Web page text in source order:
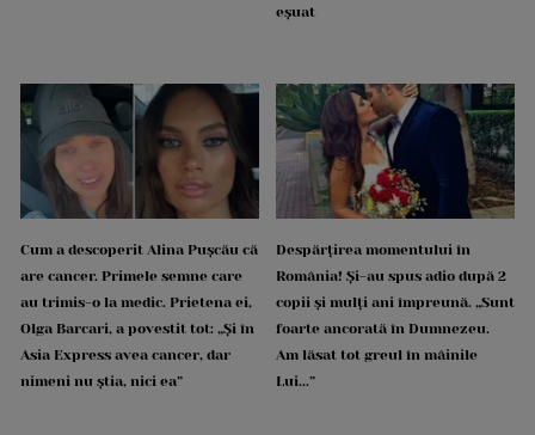
eșuat
Cum a descoperit Alina Pușcău că
are cancer. Primele semne care
au trimis-o la medic. Prietena ei,
Olga Barcari, a povestit tot: „Și în
Asia Express avea cancer, dar
nimeni nu știa, nici ea”
Despărțirea momentului în
România! Și-au spus adio după 2
copii și mulți ani împreună. „Sunt
foarte ancorată în Dumnezeu.
Am lăsat tot greul în mâinile
Lui...”